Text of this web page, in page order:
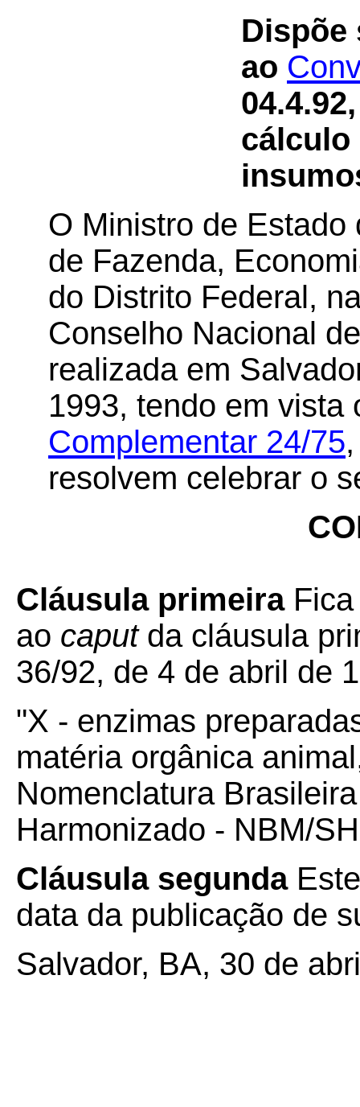
Dispõe
ao
cálculo
O Ministro de
de Fazenda,
do Distrito Federal,
Conselho Nacional
realizada em
1993, tendo em
Complementar 24/75
resolvem celebrar o
Cláusula primeira
ao caputda cláusula
36/92, de 4 de abril de
"X - enzimas
matéria orgânica
Nomenclatura
Harmonizado - NBM/
Cláusula segunda
data da publicação de
Salvador, BA, 30 de